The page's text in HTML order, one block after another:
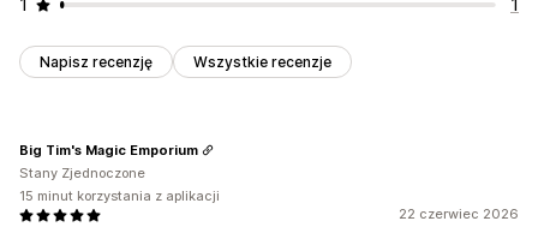
1
1
Napisz recenzję Wszystkie recenzje
22 czerwiec 2026
Big Tim's Magic Emporium
Stany Zjednoczone
15 minut korzystania z aplikacji